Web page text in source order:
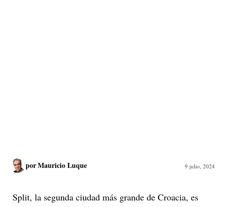
porMauricio Luque 9 julio, 2024
Split, la segunda ciudad más grande de Croacia, es